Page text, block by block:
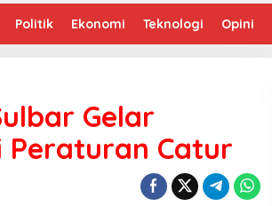
Politik Ekonomi Teknologi Opini
Gelar
Peraturan Catur